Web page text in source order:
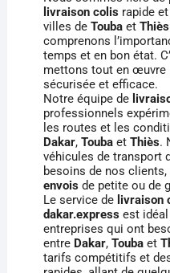
livraison colisrapide et
villes de Toubaet Thiès
comprenons
temps et en bon état.
mettons tout en œuvre
sécurisée et efficace.
Notre équipe de
professionnels
les routes et les
Dakar, Toubaet Thiès.
véhicules de transport
besoins de nos
envoisde petite ou de
Le service de livraison
dakar.expressest idéal
entreprises qui ont
entre Dakar, Toubaet
tarifs compétitifs et